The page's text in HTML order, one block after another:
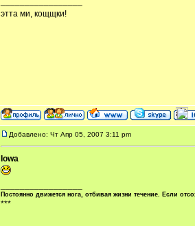
этта ми, кощщки!
Добавлено: Чт Апр 05, 2007 3:11 pm
Iowa
Постоянно движется нога, отбивая жизни течение. Если
***